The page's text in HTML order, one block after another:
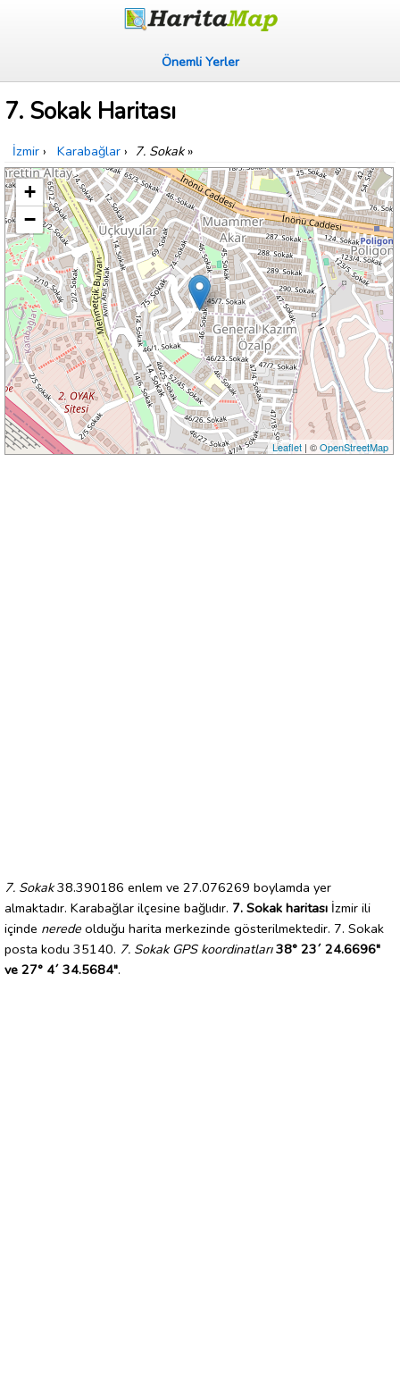
Önemli Yerler
7. Sokak Haritası
İzmir › Karabağlar › 7. Sokak»
+
−
Leaflet| ©OpenStreetMap
7. Sokak38.390186 enlem ve 27.076269 boylamda yer
almaktadır. Karabağlar ilçesine bağlıdır. 7. Sokak haritası İzmir ili
içinde nerede olduğu harita merkezinde gösterilmektedir. 7. Sokak
posta kodu 35140. 7. Sokak GPS koordinatları 38° 23´ 24.6696"
ve 27° 4´ 34.5684".